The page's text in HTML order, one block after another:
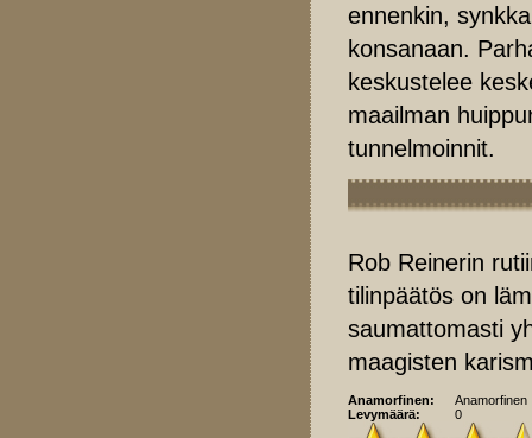
ennenkin,
konsanaan.
keskustelee
maailman
tunnelmoinnit.
Rob Reinerin
tilinpäätös on
saumattomasti
maagisten
Anamorfinen:
Anamorfinen
Levymäärä:
0